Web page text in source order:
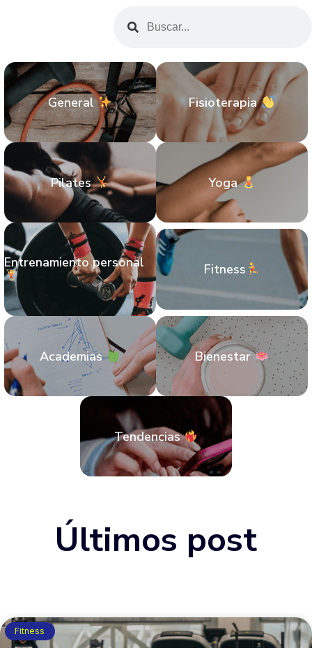
General Fisioterapia
Pilates Yoga
Entrenamiento personal Fitness
Academias Bienestar
Tendencias
Últimos post
Fitness